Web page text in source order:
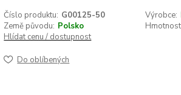
Číslo produktu: G00125-50 Výrobce:
Země původu: Polsko
Hlídat cenu / dostupnost
Do oblíbených